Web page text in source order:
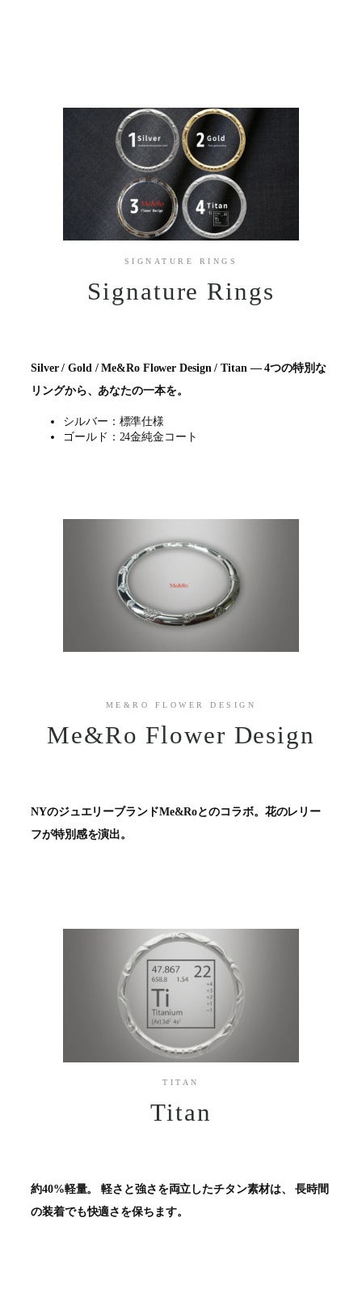
SIGNATURE RINGS
Signature Rings
Silver / Gold / Me&Ro Flower Design / Titan ― 4つの特別な
リングから、あなたの一本を。
シルバー：標準仕様
ゴールド：24金純金コート
ME&RO FLOWER DESIGN
Me&Ro Flower Design
NYのジュエリーブランドMe&Roとのコラボ。花のレリー
フが特別感を演出。
TITAN
Titan
約40%軽量。 軽さと強さを両立したチタン素材は、 長時間
の装着でも快適さを保ちます。